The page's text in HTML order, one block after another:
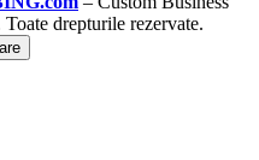
drepturile rezervate.